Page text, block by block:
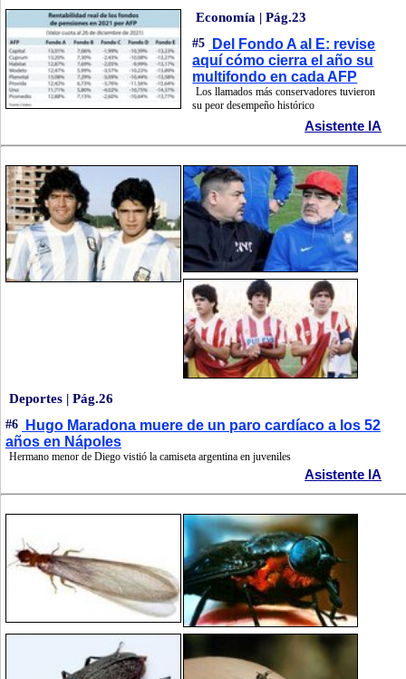
Economía | Pág.23
#5
Del Fondo A al E: revise
aquí cómo cierra el año su
multifondo en cada AFP
Los llamados más conservadores tuvieron
su peor desempeño histórico
Asistente IA
Deportes | Pág.26
#6
Hugo Maradona muere de un paro cardíaco a los 52
años en Nápoles
Hermano menor de Diego vistió la camiseta argentina en juveniles
Asistente IA